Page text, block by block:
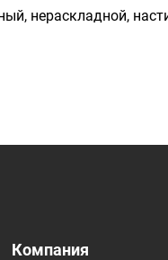
нераскладной,
Компания